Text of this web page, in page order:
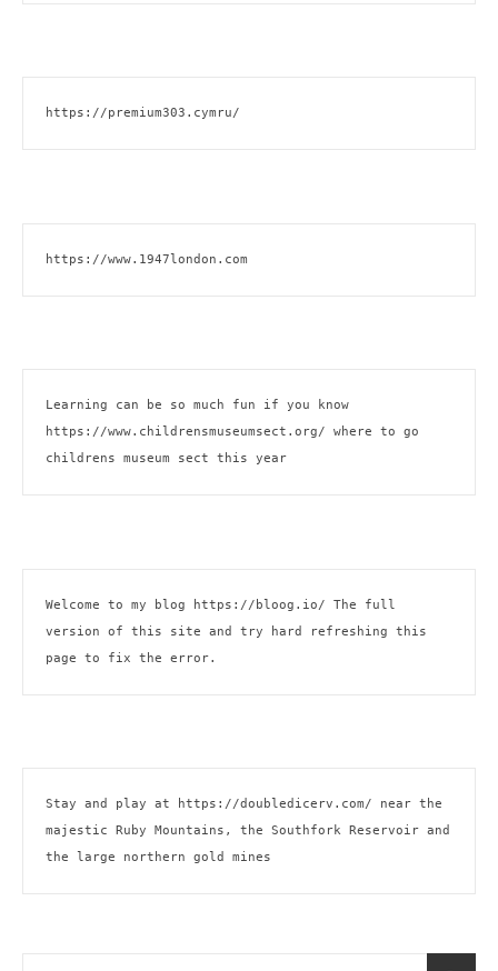
https://premium303.cymru/
https://www.1947london.com
https://www.childrensmuseumsect.org/ where to go
childrens museum sect this year
Welcome to my blog https://bloog.io/ The full
version of this site and try hard refreshing this
page to fix the error.
Stay and play at https://doubledicerv.com/ near the
majestic Ruby Mountains, the Southfork Reservoir and
the large northern gold mines